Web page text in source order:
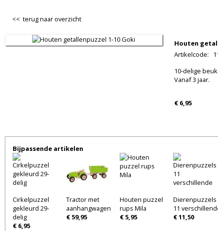
<< terug naar overzicht
Houten
Artikelcode:
10-delige
Vanaf 3 jaar.
€ 6,95
Bijpassende artikelen
Cirkelpuzzel
gekleurd 29-
delig
€ 6,95
Tractor met
aanhangwagen
€ 59,95
Houten puzzel
rups Mila
€ 5,95
Dierenpuzzels
11
€ 11,50